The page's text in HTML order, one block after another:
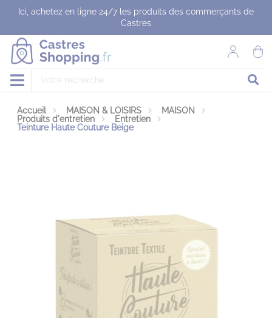
Ici, achetez en ligne 24/7 les produits des commerçants de
Castres
Accueil MAISON & LOISIRS
MAISON
Produits d'entretien
Entretien
Teinture Haute Couture Beige
Panneau de gestion des cookies